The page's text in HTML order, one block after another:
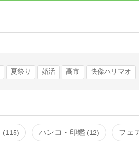
夏祭り 婚活 高市 快傑ハリマオ
115 ハンコ・印鑑 12 フェ